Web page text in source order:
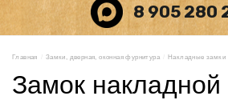
8 905 280
Главная Замки, дверная, оконная фурнитура Накладные замки
Замок